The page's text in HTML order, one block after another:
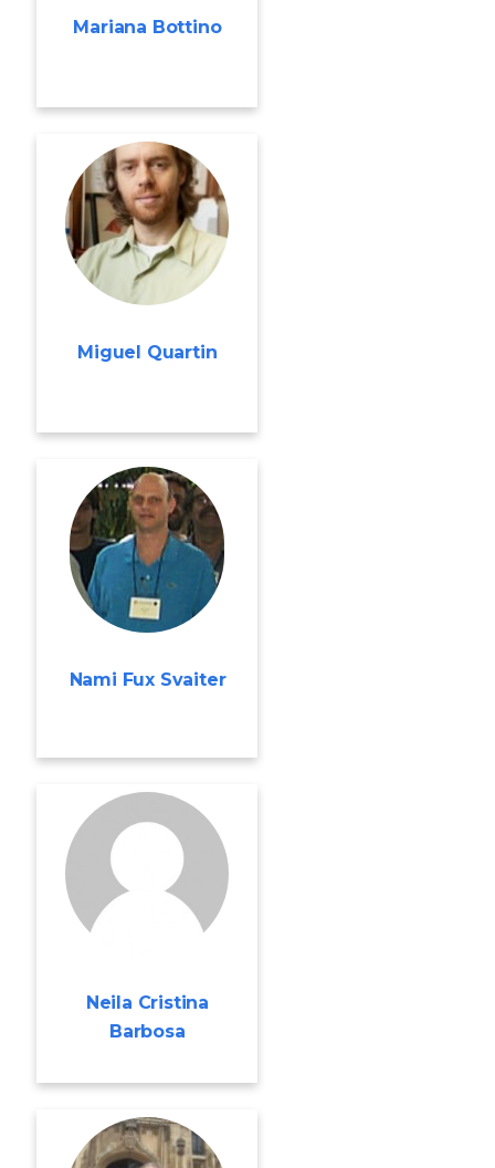
Mariana Bottino
Miguel Quartin
Nami Fux Svaiter
Neila Cristina
Barbosa